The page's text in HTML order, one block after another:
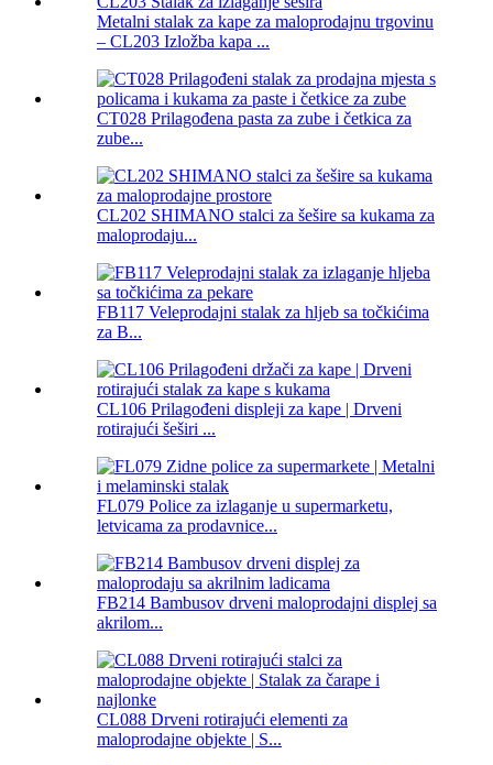
Metalni stalak za kape za maloprodajnu trgovinu
– CL203 Izložba kapa ...
CT028 Prilagođena pasta za zube i četkica za
zube...
CL202 SHIMANO stalci za šešire sa kukama za
maloprodaju...
FB117 Veleprodajni stalak za hljeb sa točkićima
za B...
CL106 Prilagođeni displeji za kape | Drveni
rotirajući šeširi ...
FL079 Police za izlaganje u supermarketu,
letvicama za prodavnice...
FB214 Bambusov drveni maloprodajni displej sa
akrilom...
CL088 Drveni rotirajući elementi za
maloprodajne objekte | S...